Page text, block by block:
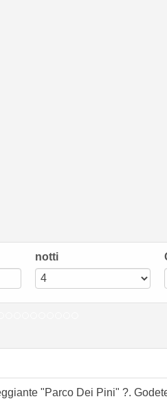
notti
"Parco Dei Pini" ?.